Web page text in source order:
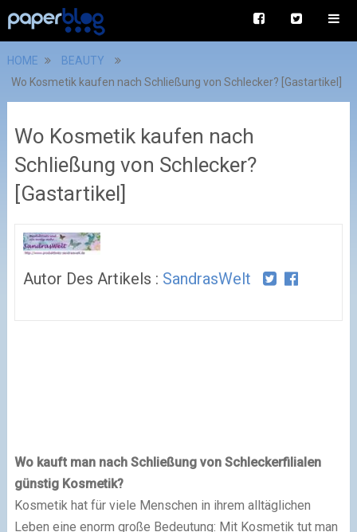
HOME
BEAUTY
Wo Kosmetik kaufen nach Schließung von Schlecker? [Gastartikel]
Wo Kosmetik kaufen nach
Schließung von Schlecker?
[Gastartikel]
Autor Des Artikels : SandrasWelt
Wo kauft man nach Schließung von Schleckerfilialen
günstig Kosmetik?
Kosmetik hat für viele Menschen in ihrem alltäglichen
Leben eine enorm große Bedeutung: Mit Kosmetik tut man